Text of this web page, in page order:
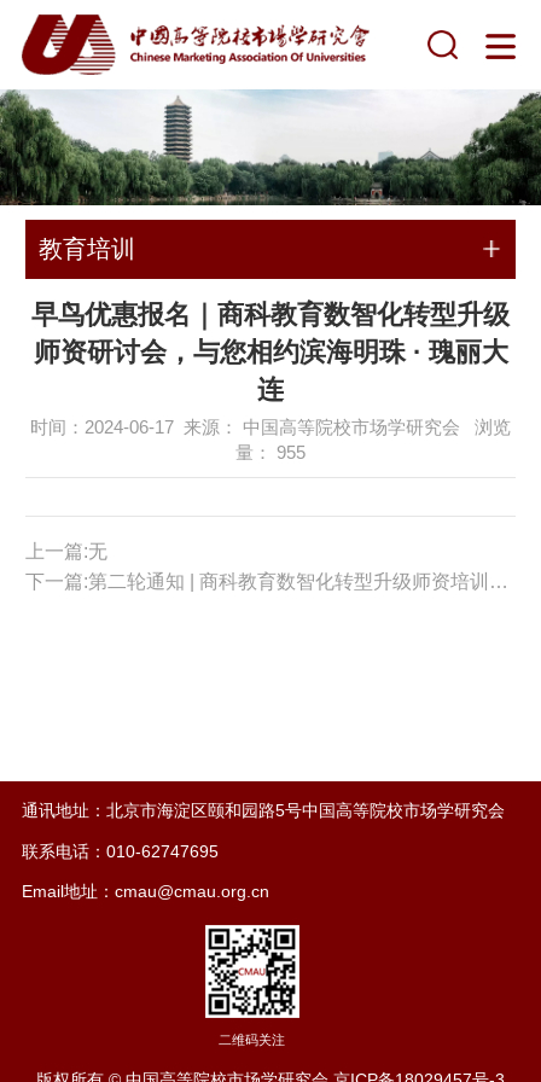
教育培训
早鸟优惠报名｜商科教育数智化转型升级
师资研讨会，与您相约滨海明珠 · 瑰丽大
连
时间：2024-06-17 来源： 中国高等院校市场学研究会 浏览
量： 955
上一篇:无
下一篇:第二轮通知 | 商科教育数智化转型升级师资培训，师资力量雄厚，欢迎报名参加！
通讯地址：北京市海淀区颐和园路5号中国高等院校市场学研究会
联系电话：010-62747695
Email地址：cmau@cmau.org.cn
二维码关注